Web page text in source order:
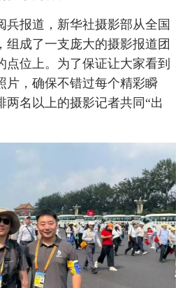
兵报道，新华社摄影部从全国
组成了一支庞大的摄影报道团
点位上。为了保证让大家看到
片，确保不错过每个精彩瞬
两名以上的摄影记者共同“出